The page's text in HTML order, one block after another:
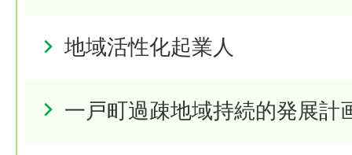
地域活性化起業人
一戸町過疎地域持続的発展計